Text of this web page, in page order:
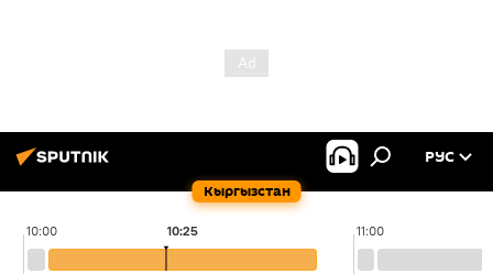
Кыргызстан
РУС
10:00 11:00
10:25